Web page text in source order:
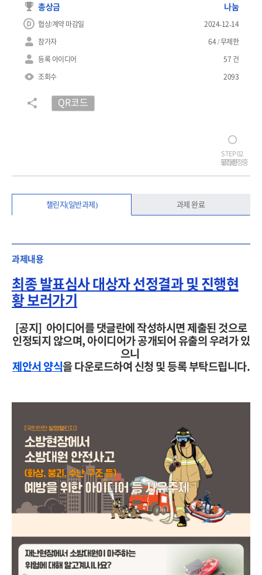
QR코드
총상금 나눔
협상/계약 마감일 2024-12-14
참가자 64 / 무제한
등록 아이디어 57 건
조회수 2093
STEP 01
모집중
STEP 02
평가/선정중
챌린지(일반과제) 과제 완료
과제내용
최종 발표심사 대상자 선정결과 및 진행현
황 보러가기
[공지] 아이디어를 댓글란에 작성하시면 제출된 것으로
인정되지 않으며, 아이디어가 공개되어 유출의 우려가 있
으니
제안서 양식을 다운로드하여 신청 및 등록 부탁드립니다.